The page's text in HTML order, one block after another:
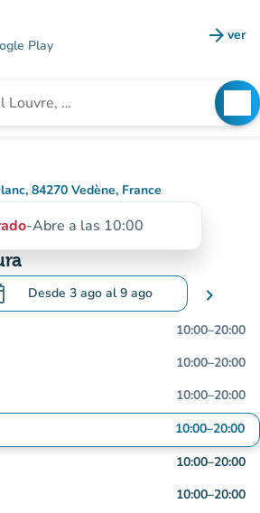
Play arrow_forward ver
84270 Vedène, France
(abrir en Google Maps)
(nueva pestaña)
-Abre a las 10:00
Desde 3 ago al9 ago
el calendario para cambiar las
chevron_right
10:00–20:00
10:00–20:00
10:00–20:00
10:00–20:00
10:00–20:00
10:00–20:00